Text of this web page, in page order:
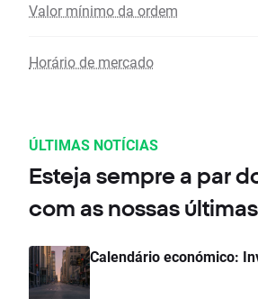
Valor mínimo da ordem
Horário de mercado
ÚLTIMAS NOTÍCIAS
Esteja sempre a par
com as nossas
Calendário económico: